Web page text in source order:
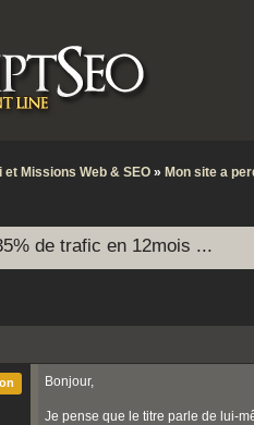
Missions Web & SEO » Mon site a
de trafic en 12mois ...
Bonjour,
Je pense que le titre parle de lui-